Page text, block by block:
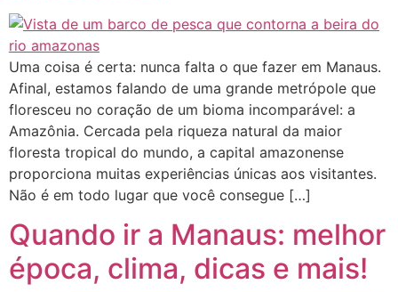
Uma coisa é certa: nunca falta o que fazer em Manaus.
Afinal, estamos falando de uma grande metrópole que
floresceu no coração de um bioma incomparável: a
Amazônia. Cercada pela riqueza natural da maior
floresta tropical do mundo, a capital amazonense
proporciona muitas experiências únicas aos visitantes.
Não é em todo lugar que você consegue […]
Quando ir a Manaus: melhor
época, clima, dicas e mais!